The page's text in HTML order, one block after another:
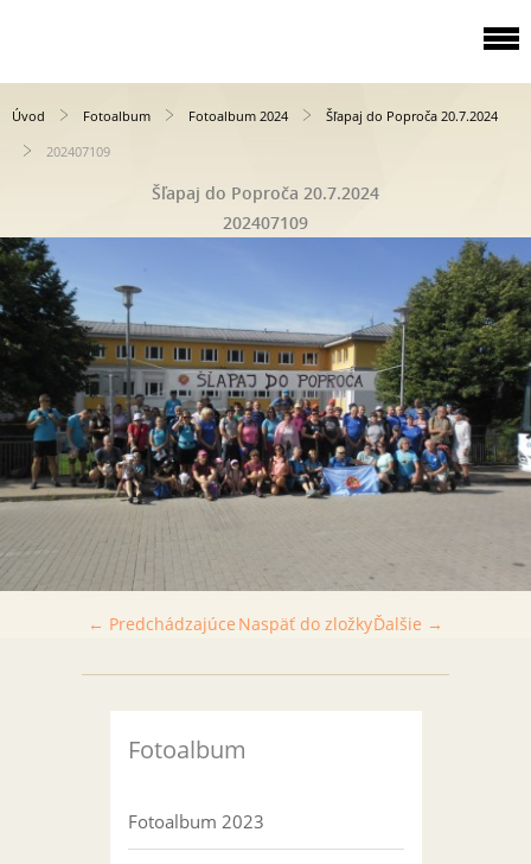
Úvod Fotoalbum Fotoalbum 2024
Šľapaj do Poproča 20.7.2024
202407109
Šľapaj do Poproča 20.7.2024
202407109
← Predchádzajúce Ďalšie →
Naspäť do zložky
Fotoalbum
Fotoalbum 2023